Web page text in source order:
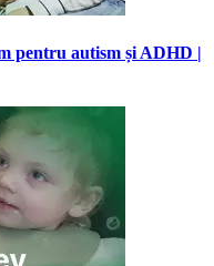
pentru autism și ADHD |